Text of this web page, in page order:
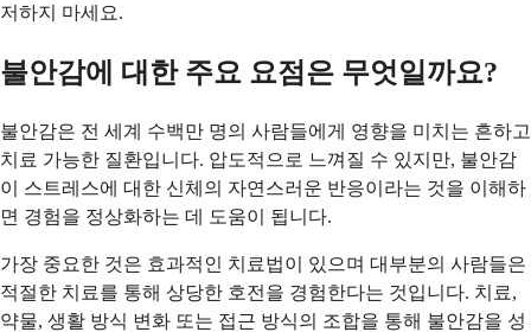
저하지 마세요.
불안감에 대한 주요 요점은 무엇일까요?
불안감은 전 세계 수백만 명의 사람들에게 영향을 미치는 흔하고
치료 가능한 질환입니다. 압도적으로 느껴질 수 있지만, 불안감
이 스트레스에 대한 신체의 자연스러운 반응이라는 것을 이해하
면 경험을 정상화하는 데 도움이 됩니다.
가장 중요한 것은 효과적인 치료법이 있으며 대부분의 사람들은
적절한 치료를 통해 상당한 호전을 경험한다는 것입니다. 치료,
약물, 생활 방식 변화 또는 접근 방식의 조합을 통해 불안감을 성